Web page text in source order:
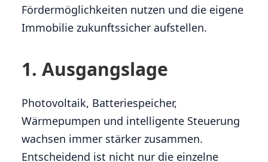
Fördermöglichkeiten nutzen und die eigene
Immobilie zukunftssicher aufstellen.
1. Ausgangslage
Photovoltaik, Batteriespeicher,
Wärmepumpen und intelligente Steuerung
wachsen immer stärker zusammen.
Entscheidend ist nicht nur die einzelne